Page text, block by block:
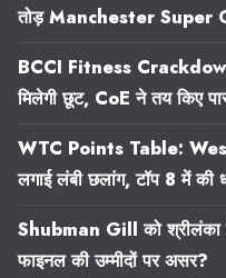
तोड़ Manchester Super
BCCI Fitness
मिलेगी छूट, CoE ने तय किए
WTC Points Table:
लगाई लंबी छलांग, टॉप 8 में की
Shubman Gill को
फाइनल की उम्मीदों पर असर?